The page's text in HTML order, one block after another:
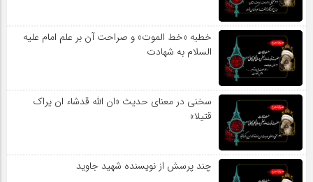
خطبه «خط الموت» و صراحت آن بر علم امام علیه
السلام به شهادت
سخنی در معنای حدیث «ان الله قدشاء ان یراک
قتیلا»
چند پرسش از نویسنده شهید جاوید